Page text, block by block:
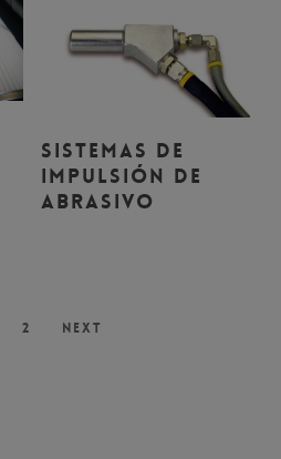
Leer Más
Sistemas de
Impulsión de
Abrasivo
2 Next